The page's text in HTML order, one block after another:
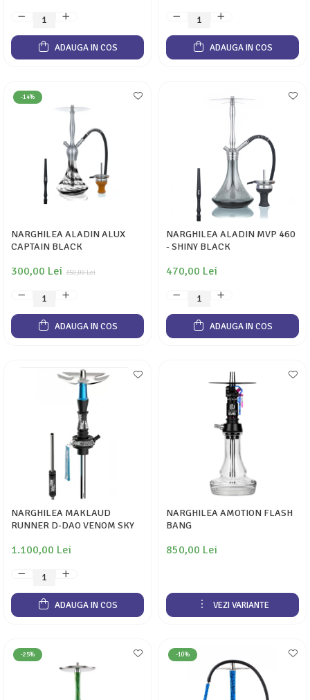
ADAUGA IN COS ADAUGA IN COS
-14%
NARGHILEA ALADIN ALUX
CAPTAIN BLACK
350,00 Lei
300,00 Lei
ADAUGA IN COS
NARGHILEA ALADIN MVP 460
- SHINY BLACK
470,00 Lei
ADAUGA IN COS
NARGHILEA MAKLAUD
RUNNER D-DAO VENOM SKY
1.100,00 Lei
ADAUGA IN COS
NARGHILEA AMOTION FLASH
BANG
850,00 Lei
VEZI VARIANTE
-25% -10%